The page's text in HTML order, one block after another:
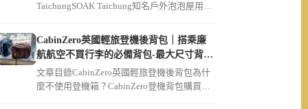
TaichungSOAK Taichung知名戶外泡泡屋用餐
CabinZero英國輕旅登機後背包｜搭乘廉
航航空不買行李的必備背包-最大尺寸背包
36L軍用款、44L登機開箱｜可放筆電
文章目錄CabinZero英國輕旅登機後背包為什
麼不使用登機箱？CabinZero登機背包購買連